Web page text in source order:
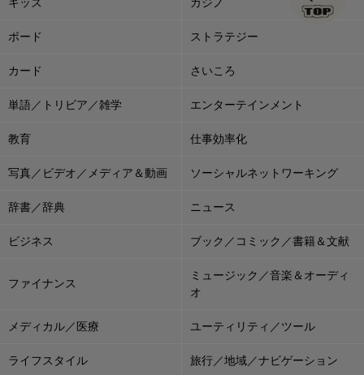
ボード ストラテジー
カード さいころ
単語／トリビア／雑学 エンターテインメント
教育 仕事効率化
写真／ビデオ／メディア＆動画 ソーシャルネットワーキング
辞書／辞典 ニュース
ビジネス ブック／コミック／書籍＆文献
ファイナンス
ミュージック／音楽＆オーディ
オ
メディカル／医療 ユーティリティ／ツール
ライフスタイル 旅行／地域／ナビゲーション